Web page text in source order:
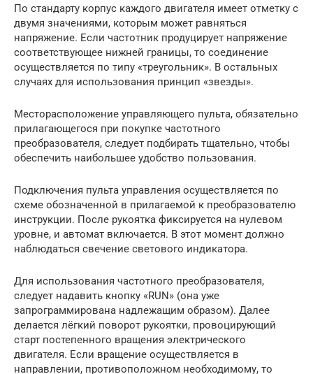
По стандарту корпус каждого двигателя имеет отметку с
двумя значениями, которым может равняться
напряжение. Если частотник продуцирует напряжение
соответствующее нижней границы, то соединение
осуществляется по типу «треугольник». В остальных
случаях для использования принцип «звезды».
Месторасположение управляющего пульта, обязательно
прилагающегося при покупке частотного
преобразователя, следует подбирать тщательно, чтобы
обеспечить наибольшее удобство пользования.
Подключения пульта управления осуществляется по
схеме обозначенной в прилагаемой к преобразователю
инструкции. После рукоятка фиксируется на нулевом
уровне, и автомат включается. В этот момент должно
наблюдаться свечение светового индикатора.
Для использования частотного преобразователя,
следует надавить кнопку «RUN» (она уже
запрограммирована надлежащим образом). Далее
делается лёгкий поворот рукоятки, провоцирующий
старт постепенного вращения электрического
двигателя. Если вращение осуществляется в
направлении, противоположном необходимому, то